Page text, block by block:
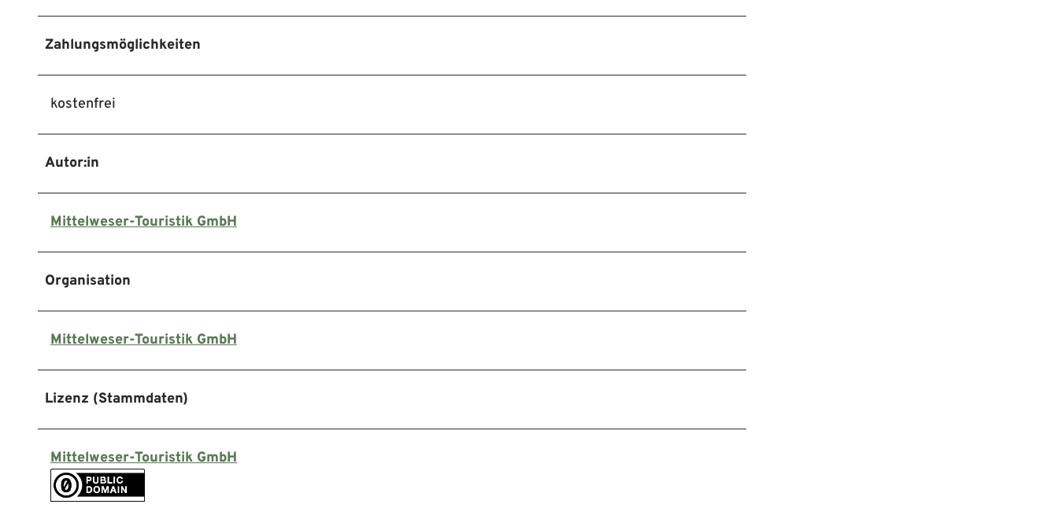
Zahlungsmöglichkeiten
kostenfrei
Autor:in
Mittelweser-Touristik GmbH
Organisation
Mittelweser-Touristik GmbH
Lizenz (Stammdaten)
Mittelweser-Touristik GmbH